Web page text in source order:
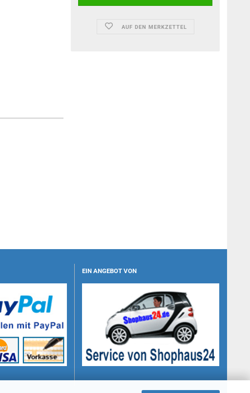
AUF DEN MERKZETTEL
EIN ANGEBOT VON